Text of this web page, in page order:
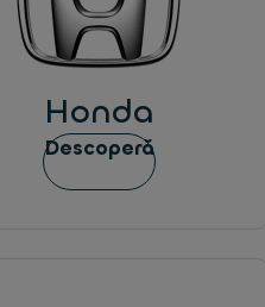
Honda
Descoperă